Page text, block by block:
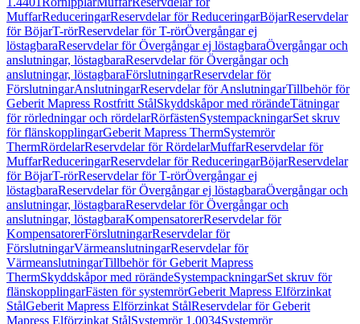
MuffarReduceringarReservdelar för ReduceringarBöjarReservdelar
för BöjarT-rörReservdelar för T-rörÖvergångar ej
löstagbaraReservdelar för Övergångar ej löstagbaraÖvergångar och
anslutningar, löstagbaraReservdelar för Övergångar och
anslutningar, löstagbaraFörslutningarReservdelar för
FörslutningarAnslutningarReservdelar för AnslutningarTillbehör för
Geberit Mapress Rostfritt StålSkyddskåpor med rörändeTätningar
för rörledningar och rördelarRörfästenSystempackningarSet skruv
för flänskopplingarGeberit Mapress ThermSystemrör
ThermRördelarReservdelar för RördelarMuffarReservdelar för
MuffarReduceringarReservdelar för ReduceringarBöjarReservdelar
för BöjarT-rörReservdelar för T-rörÖvergångar ej
löstagbaraReservdelar för Övergångar ej löstagbaraÖvergångar och
anslutningar, löstagbaraReservdelar för Övergångar och
anslutningar, löstagbaraKompensatorerReservdelar för
KompensatorerFörslutningarReservdelar för
FörslutningarVärmeanslutningarReservdelar för
VärmeanslutningarTillbehör för Geberit Mapress
ThermSkyddskåpor med rörändeSystempackningarSet skruv för
flänskopplingarFästen för systemrörGeberit Mapress Elförzinkat
StålGeberit Mapress Elförzinkat StålReservdelar för Geberit
Mapress Elförzinkat StålSystemrör 1.0034Systemrör